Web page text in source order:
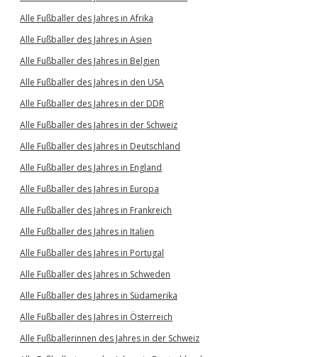
Alle Fußballer des Jahres in Afrika
Alle Fußballer des Jahres in Asien
Alle Fußballer des Jahres in Belgien
Alle Fußballer des Jahres in den USA
Alle Fußballer des Jahres in der DDR
Alle Fußballer des Jahres in der Schweiz
Alle Fußballer des Jahres in Deutschland
Alle Fußballer des Jahres in England
Alle Fußballer des Jahres in Europa
Alle Fußballer des Jahres in Frankreich
Alle Fußballer des Jahres in Italien
Alle Fußballer des Jahres in Portugal
Alle Fußballer des Jahres in Schweden
Alle Fußballer des Jahres in Südamerika
Alle Fußballer des Jahres in Österreich
Alle Fußballerinnen des Jahres in der Schweiz